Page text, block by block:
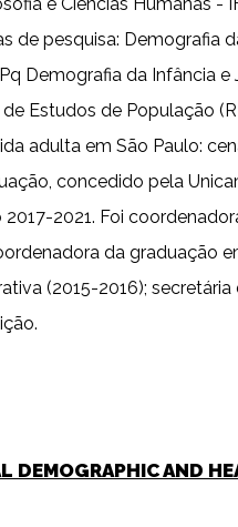
e Ciências Humanas -
pesquisa: Demografia
Demografia da Infância
Estudos de População
adulta em São Paulo:
concedido pela
2021. Foi
da graduação
(2015-2016);
DEMOGRAPHIC AND